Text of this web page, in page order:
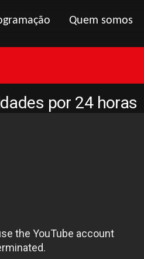
Quem somos
por 24 horas